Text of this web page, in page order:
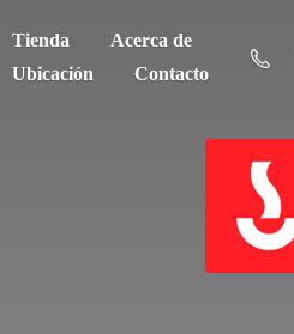
Tienda
Acerca de
Ubicación
Contacto